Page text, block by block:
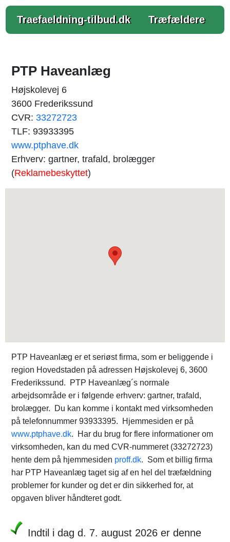
Traefaeldning-tilbud.dk Træfældere
PTP Haveanlæg
Højskolevej 6
3600 Frederikssund
CVR: 33272723
TLF: 93933395
www.ptphave.dk
Erhverv: gartner, trafald, brolægger
(Reklamebeskyttet)
PTP Haveanlæg er et seriøst firma, som er beliggende i
region Hovedstaden på adressen Højskolevej 6, 3600
Frederikssund. PTP Haveanlæg´s normale
arbejdsområde er i følgende erhverv: gartner, trafald,
brolægger. Du kan komme i kontakt med virksomheden
på telefonnummer 93933395. Hjemmesiden er på
www.ptphave.dk. Har du brug for flere informationer om
virksomheden, kan du med CVR-nummeret (33272723)
hente dem på hjemmesiden proff.dk. Som et billig firma
har PTP Haveanlæg taget sig af en hel del træfældning
problemer for kunder og det er din sikkerhed for, at
opgaven bliver håndteret godt.
Indtil i dag d. 7. august 2026 er denne